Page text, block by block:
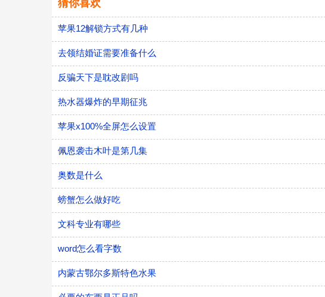
猜你喜欢
苹果12解锁方式有几种
去领结婚证需要准备什么
反骗天下是耽改剧吗
热水器爆炸的早期征兆
苹果x100%全屏怎么设置
佩恩袭击木叶是第几集
奥数是什么
螃蟹怎么做好吃
文科专业有哪些
word怎么看字数
内蒙古鄂尔多斯特色水果